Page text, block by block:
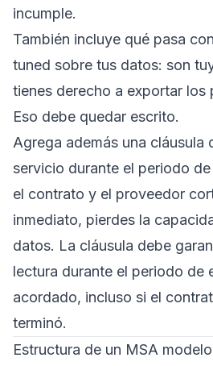
incumple.
También incluye qué pasa
tuned sobre tus datos: son
tienes derecho a exportar los
Eso debe quedar escrito.
Agrega además una cláusula
servicio durante el periodo
el contrato y el proveedor
inmediato, pierdes la
datos. La cláusula debe
lectura durante el periodo de
acordado, incluso si el
terminó.
Estructura de un MSA